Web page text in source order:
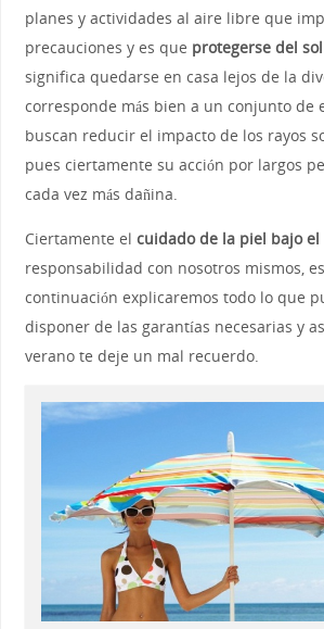
planes y actividades al aire libre que
precauciones y es que protegerse del
significa quedarse en casa lejos de la
corresponde más bien a un conjunto de
buscan reducir el impacto de los rayos
pues ciertamente su acción por largos
cada vez más dañina.
Ciertamente el cuidado de la piel bajo el
responsabilidad con nosotros mismos,
continuación explicaremos todo lo que
disponer de las garantías necesarias y
verano te deje un mal recuerdo.